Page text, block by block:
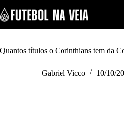
k
i
p
o
Quantos títulos o Corinthians tem da
Gabriel Vicco 10/10/